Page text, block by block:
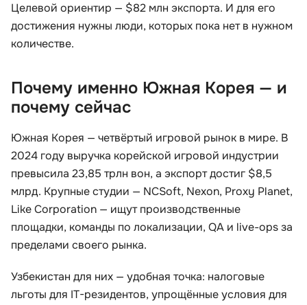
Целевой ориентир — $82 млн экспорта. И для его
достижения нужны люди, которых пока нет в нужном
количестве.
Почему именно Южная Корея — и
почему сейчас
Южная Корея — четвёртый игровой рынок в мире. В
2024 году выручка корейской игровой индустрии
превысила 23,85 трлн вон, а экспорт достиг $8,5
млрд. Крупные студии — NCSoft, Nexon, Proxy Planet,
Like Corporation — ищут производственные
площадки, команды по локализации, QA и live-ops за
пределами своего рынка.
Узбекистан для них — удобная точка: налоговые
льготы для IT-резидентов, упрощённые условия для